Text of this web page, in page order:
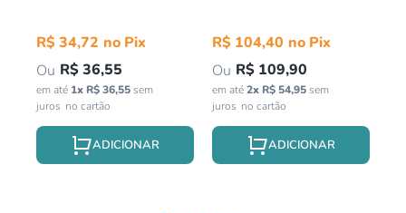
R$34,72
R$36,55
em até 1x R$36,55sem
juros
R$ 104,40
R$ 109,90
em até2x R$54,95sem
juros